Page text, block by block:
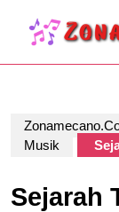
content
Musik
Sejarah